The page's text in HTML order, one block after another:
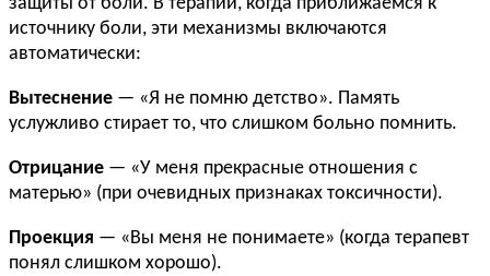
защиты от боли. В терапии, когда приближаемся к
источнику боли, эти механизмы включаются
автоматически:
Вытеснение — «Я не помню детство». Память
услужливо стирает то, что слишком больно помнить.
Отрицание — «У меня прекрасные отношения с
матерью» (при очевидных признаках токсичности).
Проекция — «Вы меня не понимаете» (когда терапевт
понял слишком хорошо).